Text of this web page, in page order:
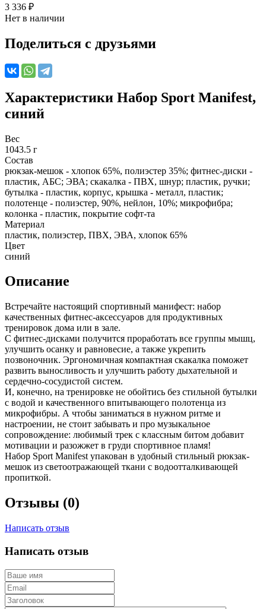
3 336 ₽
Нет в наличии
Поделиться с друзьями
Характеристики Набор Sport Manifest,
синий
Вес
1043.5 г
Состав
рюкзак-мешок - хлопок 65%, полиэстер 35%; фитнес-диски -
пластик, АБС; ЭВА; скакалка - ПВХ, шнур; пластик, ручки;
бутылка - пластик, корпус, крышка - металл, пластик;
полотенце - полиэстер, 90%, нейлон, 10%; микрофибра;
колонка - пластик, покрытие софт-та
Материал
пластик, полиэстер, ПВХ, ЭВА, хлопок 65%
Цвет
синий
Описание
Встречайте настоящий спортивный манифест: набор
качественных фитнес-аксессуаров для продуктивных
тренировок дома или в зале.
С фитнес-дисками получится проработать все группы мышц,
улучшить осанку и равновесие, а также укрепить
позвоночник. Эргономичная компактная скакалка поможет
развить выносливость и улучшить работу дыхательной и
сердечно-сосудистой систем.
И, конечно, на тренировке не обойтись без стильной бутылки
с водой и качественного впитывающего полотенца из
микрофибры. А чтобы заниматься в нужном ритме и
настроении, не стоит забывать и про музыкальное
сопровождение: любимый трек с классным битом добавит
мотивации и разожжет в груди спортивное пламя!
Набор Sport Manifest упакован в удобный стильный рюкзак-
мешок из светоотражающей ткани с водоотталкивающей
пропиткой.
Отзывы (0)
Написать отзыв
Написать отзыв